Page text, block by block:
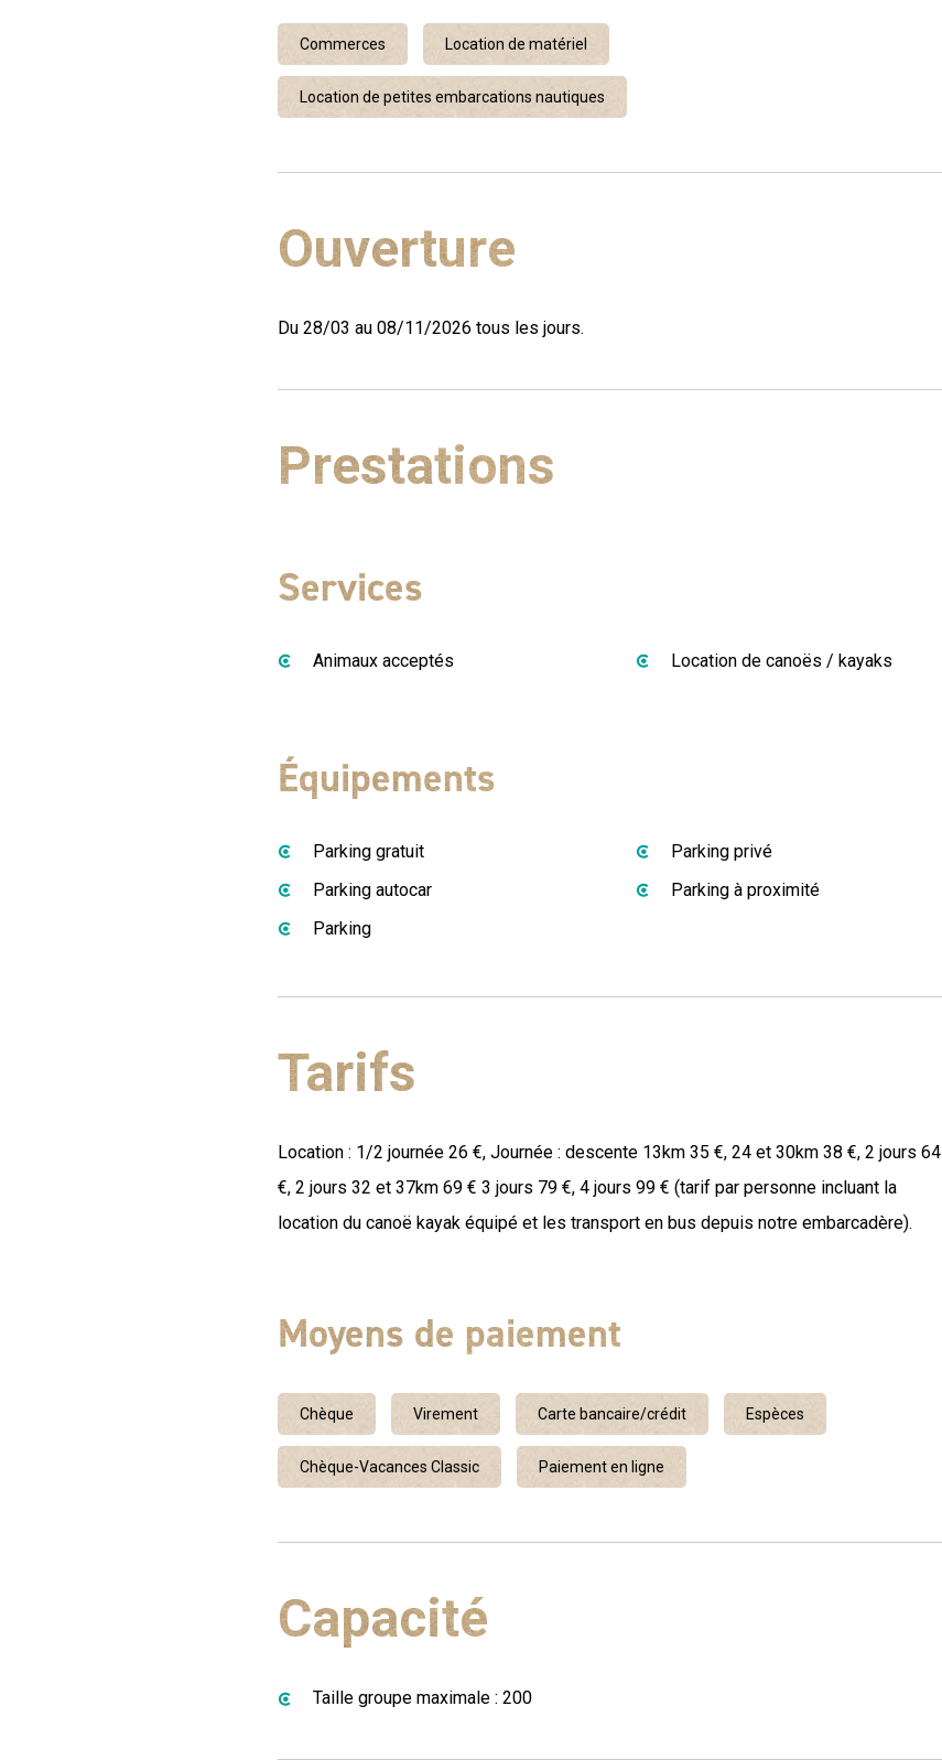
Commerces Location de matériel
Location de petites embarcations nautiques
Ouverture
Du 28/03 au 08/11/2026 tous les jours.
Prestations
Services
Animaux acceptés Location de canoës / kayaks
Équipements
Parking gratuit
Parking privé
Parking autocar
Parking à proximité
Parking
Tarifs
Location : 1/2 journée 26 €, Journée : descente 13km 35 €, 24 et 30km 38 €, 2 jours 64
€, 2 jours 32 et 37km 69 € 3 jours 79 €, 4 jours 99 € (tarif par personne incluant la
location du canoë kayak équipé et les transport en bus depuis notre embarcadère).
Moyens de paiement
Chèque Virement Carte bancaire/crédit Espèces
Chèque-Vacances Classic Paiement en ligne
Capacité
Taille groupe maximale : 200